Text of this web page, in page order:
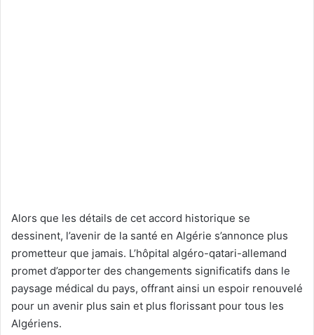
Alors que les détails de cet accord historique se
dessinent, l’avenir de la santé en Algérie s’annonce plus
prometteur que jamais. L’hôpital algéro-qatari-allemand
promet d’apporter des changements significatifs dans le
paysage médical du pays, offrant ainsi un espoir renouvelé
pour un avenir plus sain et plus florissant pour tous les
Algériens.